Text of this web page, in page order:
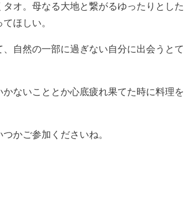
オ。母なる大地と繋がるゆったりとした
ほしい。
自然の一部に過ぎない自分に出会うとて
ないこととか心底疲れ果てた時に料理を
かご参加くださいね。